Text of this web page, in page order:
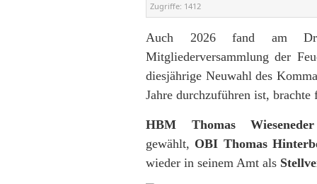
Zugriffe: 1412
Auch 2026 fand am
Mitgliederversammlung der
diesjährige Neuwahl des
Jahre durchzuführen ist, brachte
HBM Thomas Wieseneder
gewählt, OBI Thomas
wieder in seinem Amt als